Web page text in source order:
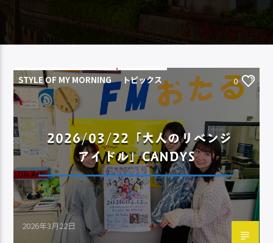
STYLE OF MY MORNING トピックス 0
2026/03/22「大人のリベンジ
アイドル」CANDYS
2026年3月22日